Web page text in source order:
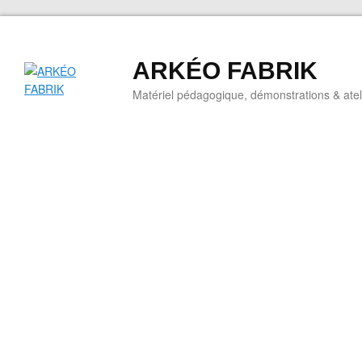
ARKÉO FABRIK
Matériel pédagogique, démonstrations &